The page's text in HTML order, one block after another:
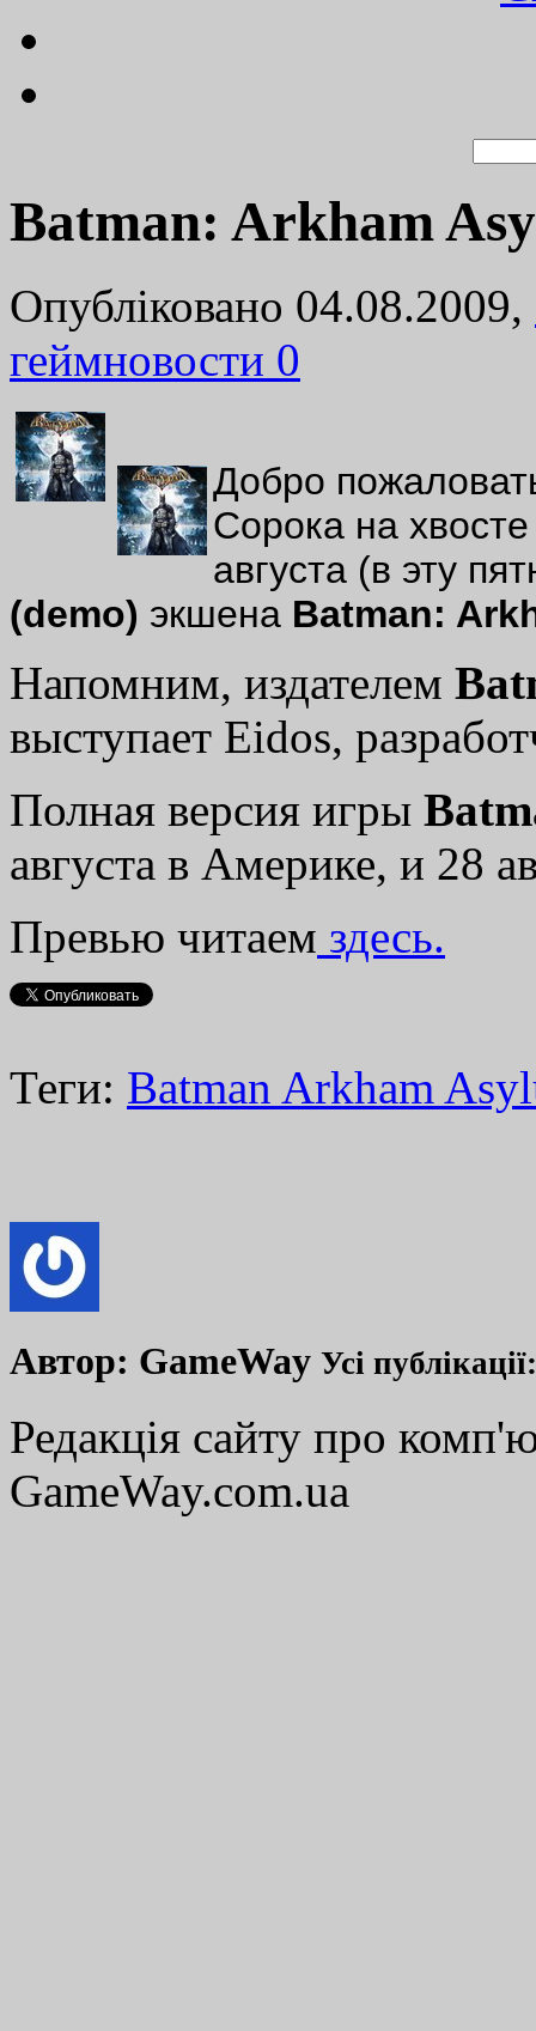
Batman: Arkham
Опубліковано 04.08.2009,
геймновости 0
Добро
Сорока на
августа (в эту
(demo) экшена Batman:
Напомним, издателем
выступает Eidos,
Полная версия игры
августа в Америке, и 28
Превью читаем здесь.
Теги: Batman Arkham
Автор: GameWay Усі
Редакція сайту про
GameWay.com.ua